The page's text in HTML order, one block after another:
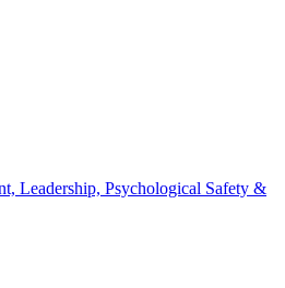
Leadership, Psychological Safety &